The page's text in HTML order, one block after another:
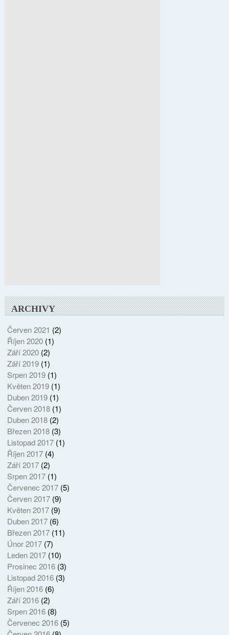
ARCHIVY
Červen 2021 (2)
Říjen 2020(1)
Září 2020(2)
Září 2019(1)
Srpen 2019(1)
Květen 2019(1)
Duben 2019(1)
Červen 2018(1)
Duben 2018(2)
Březen 2018(3)
Listopad 2017(1)
Říjen 2017(4)
Září 2017(2)
Srpen 2017(1)
Červenec 2017(5)
Červen 2017(9)
Květen 2017(9)
Duben 2017(6)
Březen 2017(11)
Únor 2017(7)
Leden 2017(10)
Prosinec 2016(3)
Listopad 2016(3)
Říjen 2016(6)
Září 2016(2)
Srpen 2016(8)
Červenec 2016(5)